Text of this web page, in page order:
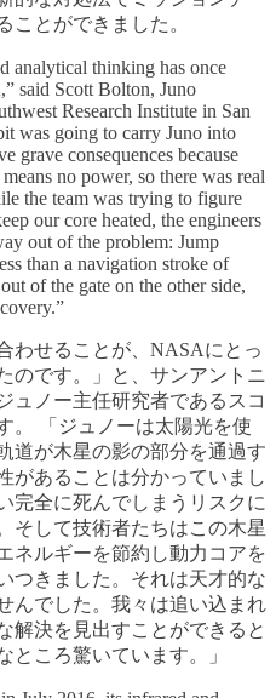
ことができました。
analytical thinking has once
said Scott Bolton, Juno
Research Institute in San
was going to carry Juno into
grave consequences because
no power, so there was real
the team was trying to figure
our core heated, the engineers
out of the problem: Jump
than a navigation stroke of
of the gate on the other side,
わせることが、NASAにとっ
のです。」と、サンアントニ
ュノー主任研究者であるスコ
。 「ジュノーは太陽光を使
道が木星の影の部分を通過す
があることは分かっていまし
完全に死んでしまうリスクに
そして技術者たちはこの木星
ネルギーを節約し動力コアを
つきました。それは天才的な
んでした。我々は追い込まれ
解決を見出すことができると
ところ驚いています。」